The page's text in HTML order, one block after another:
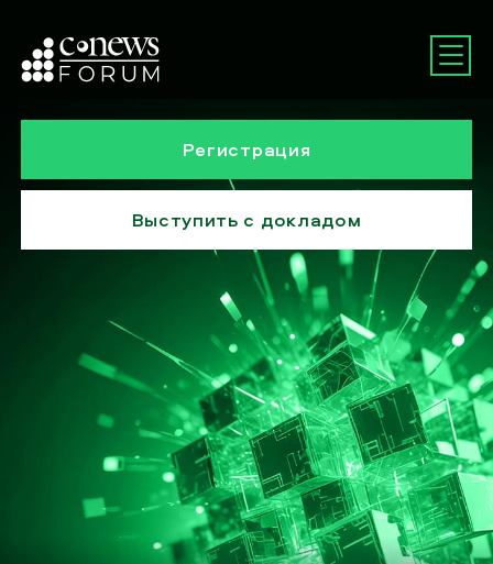
Регистрация
Выступить с докладом